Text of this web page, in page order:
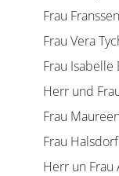
Frau Franssen
Frau Vera
Frau Isabelle
Herr und
Frau
Frau
Herr un Frau